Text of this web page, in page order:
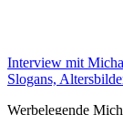
Interview mit
Slogans,
Werbelegende